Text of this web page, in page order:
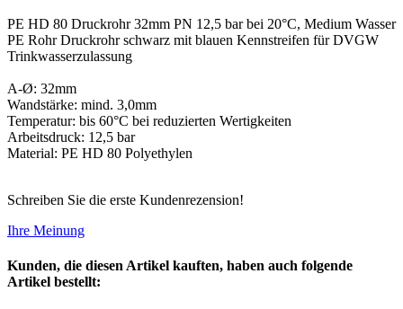
PE HD 80 Druckrohr 32mm PN 12,5 bar bei 20°C, Medium Wasser
PE Rohr Druckrohr schwarz mit blauen Kennstreifen für DVGW
Trinkwasserzulassung
A-Ø: 32mm
Wandstärke: mind. 3,0mm
Temperatur: bis 60°C bei reduzierten Wertigkeiten
Arbeitsdruck: 12,5 bar
Material: PE HD 80 Polyethylen
Schreiben Sie die erste Kundenrezension!
Ihre Meinung
Kunden, die diesen Artikel kauften, haben auch folgende
Artikel bestellt: